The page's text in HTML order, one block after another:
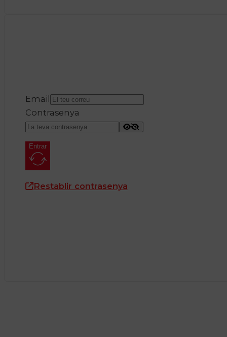
Email
Contrasenya
Entrar
Restablir contrasenya